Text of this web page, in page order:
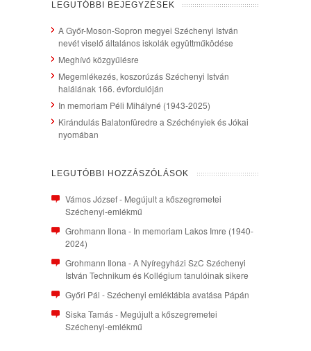
LEGUTÓBBI BEJEGYZÉSEK
A Győr-Moson-Sopron megyei Széchenyi István
nevét viselő általános iskolák együttműködése
Meghívó közgyűlésre
Megemlékezés, koszorúzás Széchenyi István
halálának 166. évfordulóján
In memoriam Péli Mihályné (1943-2025)
Kirándulás Balatonfüredre a Széchényiek és Jókai
nyomában
LEGUTÓBBI HOZZÁSZÓLÁSOK
Vámos József- Megújult a kőszegremetei
Széchenyi-emlékmű
Grohmann Ilona - In memoriam Lakos Imre (1940-
2024)
Grohmann Ilona -A Nyíregyházi SzC Széchenyi
István Technikum és Kollégium tanulóinak sikere
Győri Pál -Széchenyi emléktábla avatása Pápán
Siska Tamás- Megújult a kőszegremetei
Széchenyi-emlékmű